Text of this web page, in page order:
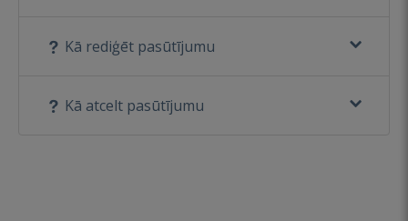
Kā rediģēt pasūtījumu
Kā atcelt pasūtījumu